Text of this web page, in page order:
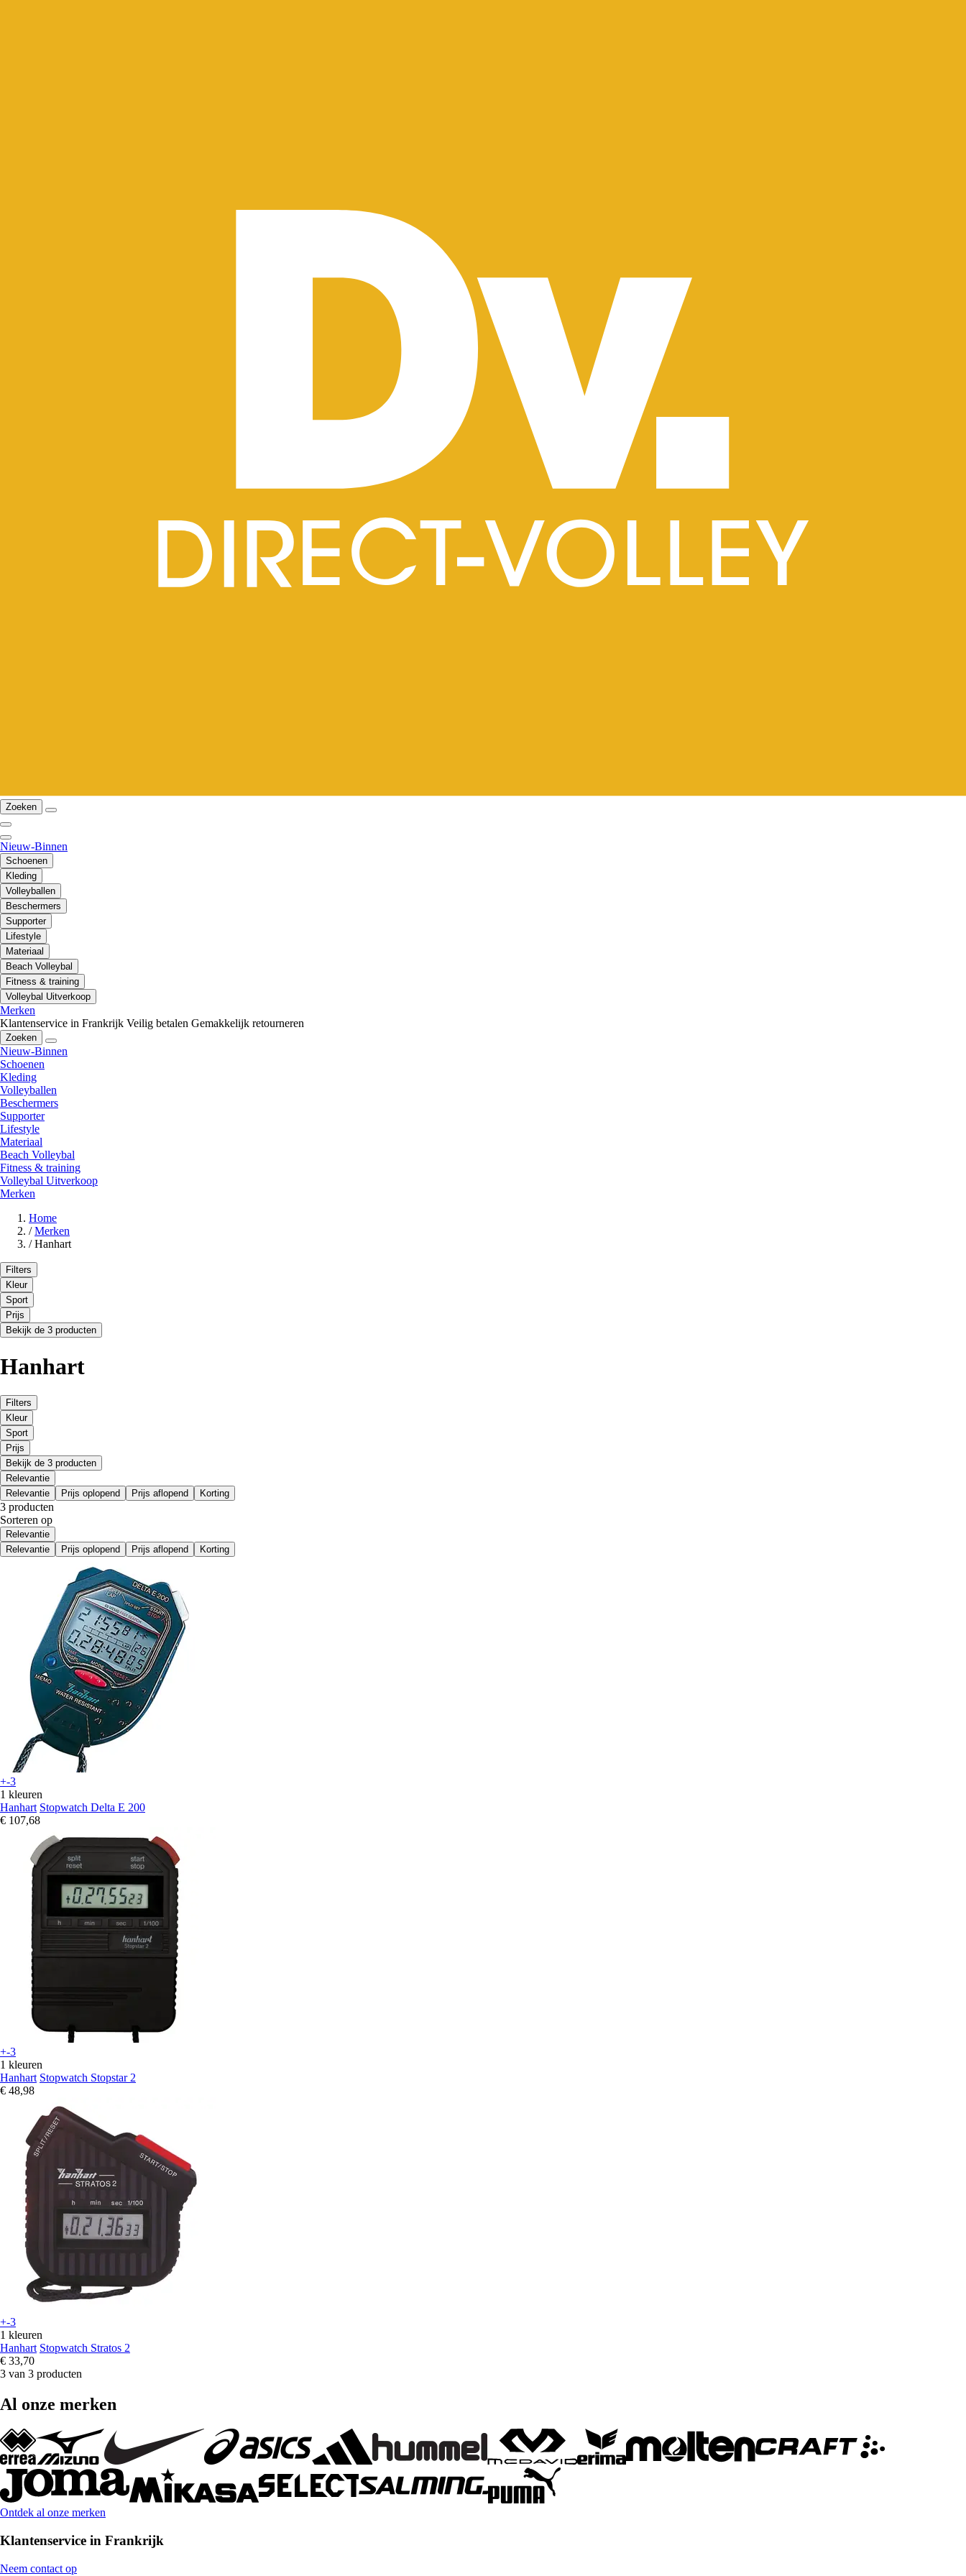
Zoeken
Nieuw-Binnen
Schoenen
Kleding
Volleyballen
Beschermers
Supporter
Lifestyle
Materiaal
Beach Volleybal
Fitness & training
Volleybal Uitverkoop
Merken
Klantenservice in Frankrijk Veilig betalen Gemakkelijk retourneren
Zoeken
Nieuw-Binnen
Schoenen
Kleding
Volleyballen
Beschermers
Supporter
Lifestyle
Materiaal
Beach Volleybal
Fitness & training
Volleybal Uitverkoop
Merken
Home
/ Merken
/ Hanhart
Filters
Kleur
Sport
Prijs
Bekijk de 3 producten
Hanhart
Filters
Kleur
Sport
Prijs
Bekijk de 3 producten
Relevantie
Relevantie
Prijs oplopend Prijs aflopend Korting
3 producten
Sorteren op
Relevantie
Relevantie
Prijs oplopend Prijs aflopend Korting
+-3
1 kleuren
Hanhart Stopwatch Delta E 200
€ 107,68
+-3
1 kleuren
Hanhart Stopwatch Stopstar 2
€ 48,98
+-3
1 kleuren
Hanhart Stopwatch Stratos 2
€ 33,70
3 van 3 producten
Al onze merken
Ontdek al onze merken
Klantenservice in Frankrijk
Neem contact op